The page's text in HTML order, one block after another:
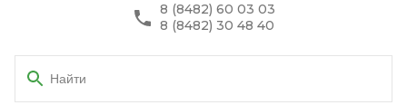
8 (8482) 60 03 03
8 (8482) 30 48 40